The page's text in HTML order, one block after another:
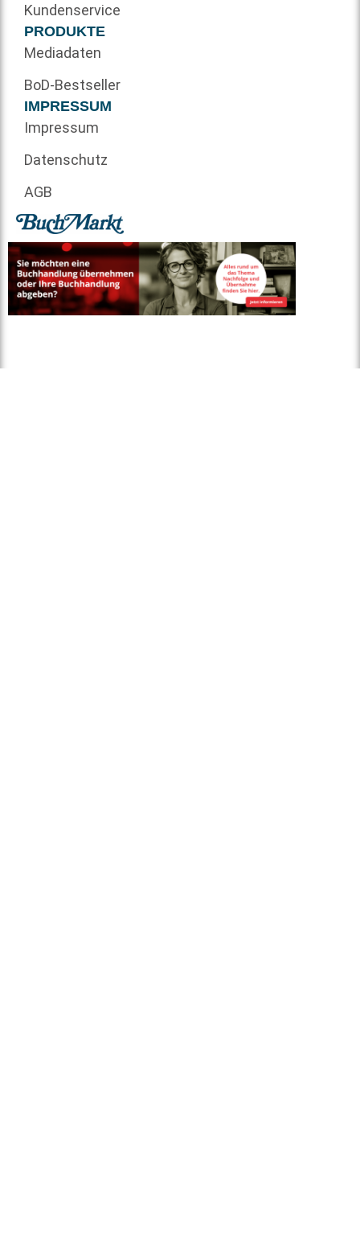
Kundenservice
PRODUKTE
Mediadaten
BoD-Bestseller
IMPRESSUM
Impressum
Datenschutz
AGB